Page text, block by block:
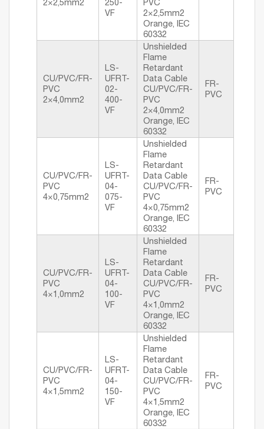
VF
2×2,5mm2
Orange, IEC
60332
CU/PVC/FR-
PVC
2×4,0mm2
LS-
UFRT-
02-
400-
VF
Unshielded
Flame
Retardant
Data Cable
CU/PVC/FR-
PVC
2×4,0mm2
Orange, IEC
60332
FR-
PVC
CU/PVC/FR-
PVC
4×0,75mm2
LS-
UFRT-
04-
075-
VF
Unshielded
Flame
Retardant
Data Cable
CU/PVC/FR-
PVC
4×0,75mm2
Orange, IEC
60332
FR-
PVC
CU/PVC/FR-
PVC
4×1,0mm2
LS-
UFRT-
04-
100-
VF
Unshielded
Flame
Retardant
Data Cable
CU/PVC/FR-
PVC
4×1,0mm2
Orange, IEC
60332
FR-
PVC
CU/PVC/FR-
PVC
4×1,5mm2
LS-
UFRT-
04-
150-
VF
Unshielded
Flame
Retardant
Data Cable
CU/PVC/FR-
PVC
4×1,5mm2
Orange, IEC
60332
FR-
PVC